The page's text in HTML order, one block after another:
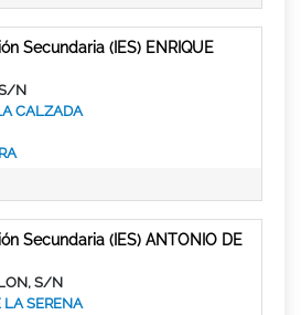
Secundaria (IES) ENRIQUE
N
CALZADA
Secundaria (IES) ANTONIO DE
S/N
SERENA